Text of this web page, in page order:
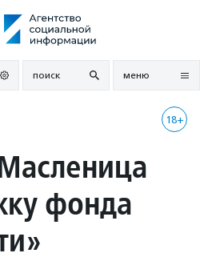
поиск меню
18+
фонда